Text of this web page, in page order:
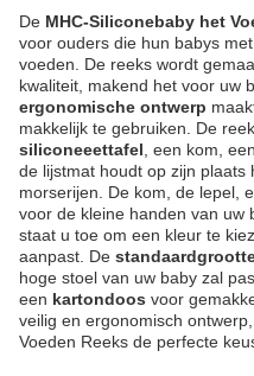
De MHC-Siliconebaby het
voor ouders die hun babys
voeden. De reeks wordt
kwaliteit, makend het voor uw
ergonomische ontwerp
makkelijk te gebruiken. De
siliconeeettafel , een kom,
de lijstmat houdt op zijn plaats
morserijen. De kom, de lepel,
voor de kleine handen van uw
staat u toe om een kleur te
aanpast. De
hoge stoel van uw baby zal
een kartondoos voor
veilig en ergonomisch
Voeden Reeks de perfecte